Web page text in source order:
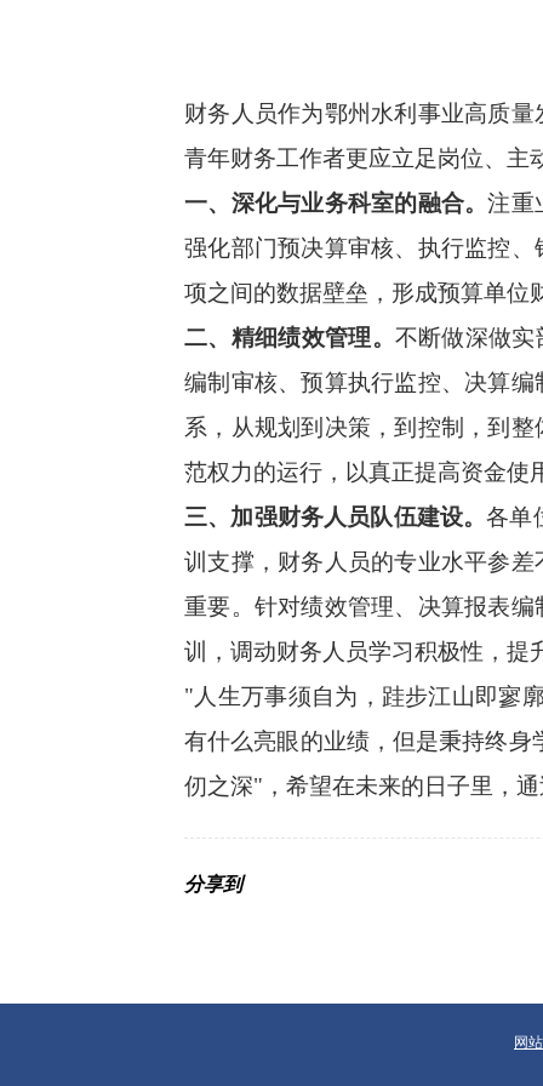
财务人员作为鄂州水利事业高质
青年财务工作者更应立足岗位、主
一、深化与业务科室的融合。注重
强化部门预决算审核、执行监控
项之间的数据壁垒，形成预算单位
二、精细绩效管理。 不断做深做
编制审核、预算执行监控、决算
系，从规划到决策，到控制，到
范权力的运行，以真正提高资金使
三、加强财务人员队伍建设。各单
训支撑，财务人员的专业水平参
重要。针对绩效管理、决算报表
训，调动财务人员学习积极性，提
"人生万事须自为，跬步江山即寥
有什么亮眼的业绩，但是秉持终
仞之深"，希望在未来的日子里，
分享到
网